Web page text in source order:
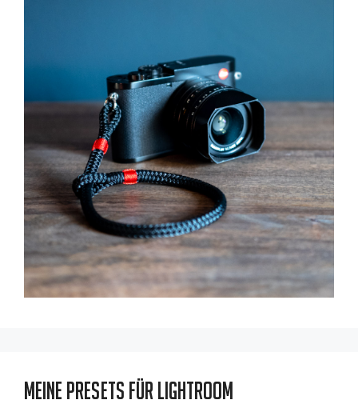
Meine Presets für Lightroom